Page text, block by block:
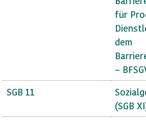
für
dem
–
SGB 11
(SGB